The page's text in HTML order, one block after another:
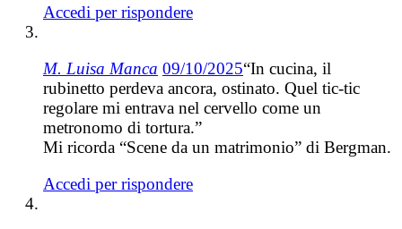
Accedi per rispondere
M. Luisa Manca 09/10/2025“In cucina, il
rubinetto perdeva ancora, ostinato. Quel tic-tic
regolare mi entrava nel cervello come un
metronomo di tortura.”
Mi ricorda “Scene da un matrimonio” di Bergman.
Accedi per rispondere